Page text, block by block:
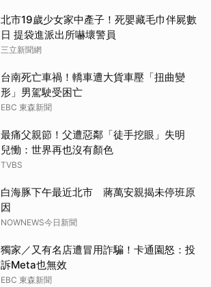
北市19歲少女家中產子！死嬰藏毛巾伴屍數
日 提袋進派出所嚇壞警員
三立新聞網
台南死亡車禍！轎車遭大貨車壓「扭曲變
形」男駕駛受困亡
EBC 東森新聞
最痛父親節！父遭惡鄰「徒手挖眼」失明
兒慟：世界再也沒有顏色
TVBS
白海豚下午最近北市 蔣萬安親揭未停班原
因
NOWNEWS今日新聞
獨家／又有名店遭冒用詐騙！卡通園怒：投
訴Meta也無效
EBC 東森新聞